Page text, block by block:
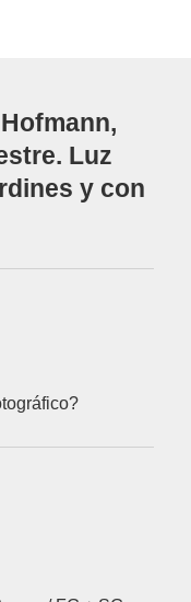
Luz
y con